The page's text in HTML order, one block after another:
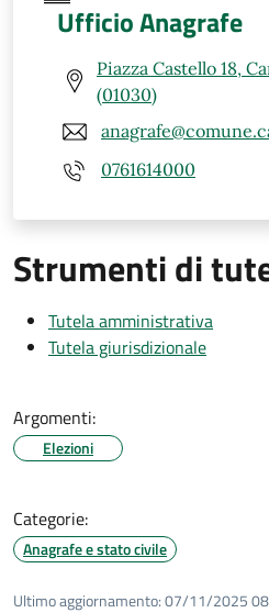
Ufficio Anagrafe
Piazza Castello 18,
(01030)
0761614000
Strumenti di
Tutela amministrativa
Tutela giurisdizionale
Argomenti:
Elezioni
Categorie:
Anagrafe e stato civile
Ultimo aggiornamento:07/11/2025